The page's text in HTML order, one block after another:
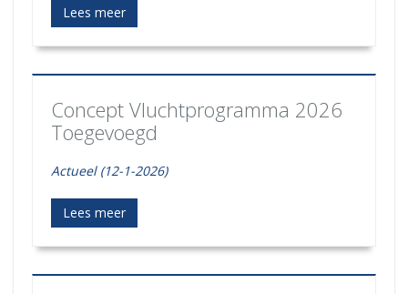
Lees meer
Concept Vluchtprogramma 2026
Toegevoegd
Actueel (12-1-2026)
Lees meer